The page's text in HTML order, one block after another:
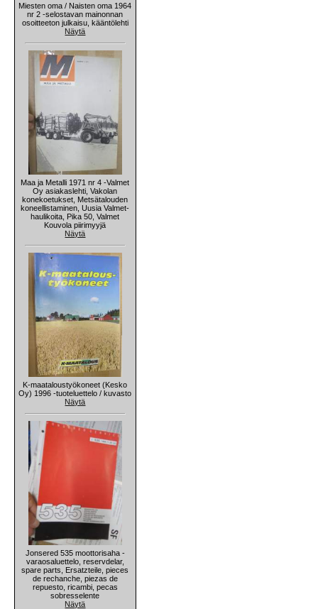
Miesten oma / Naisten oma 1964
nr 2 -selostavan mainonnan
osoitteeton julkaisu, kääntölehti
Näytä
Maa ja Metalli 1971 nr 4 -Valmet
Oy asiakaslehti, Vakolan
konekoetukset, Metsätalouden
koneellistaminen, Uusia Valmet-
haulikoita, Pika 50, Valmet
Kouvola piirimyyjä
Näytä
K-maataloustyökoneet (Kesko
Oy) 1996 -tuoteluettelo / kuvasto
Näytä
Jonsered 535 moottorisaha -
varaosaluettelo, reservdelar,
spare parts, Ersatzteile, pieces
de rechanche, piezas de
repuesto, ricambi, pecas
sobresselente
Näytä